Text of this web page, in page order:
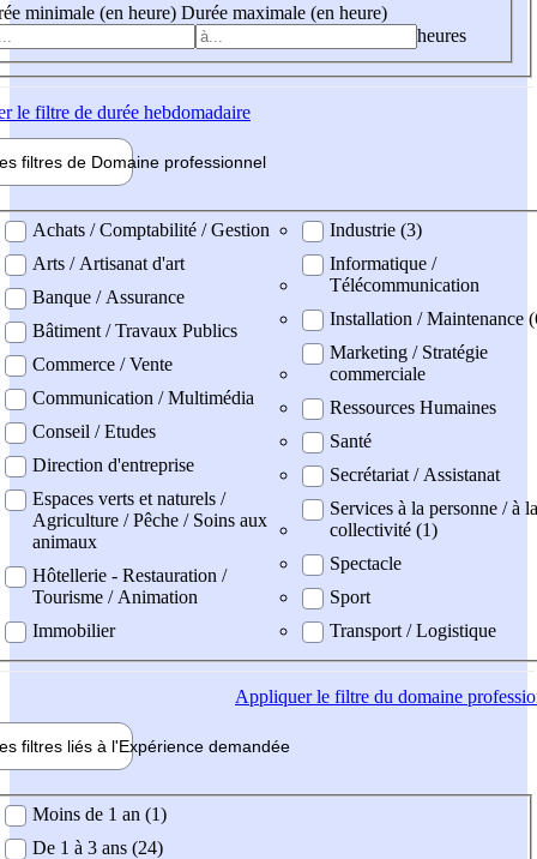
minimale (en heure) Durée maximale (en heure)
heures
le filtre de durée hebdomadaire
filtres de Domaine professionnel
professionel
Achats / Comptabilité / Gestion
Arts / Artisanat d'art
Banque / Assurance
Bâtiment / Travaux Publics
Commerce / Vente
Communication / Multimédia
Conseil / Etudes
Direction d'entreprise
Espaces verts et naturels /
Agriculture / Pêche / Soins aux
animaux
Hôtellerie - Restauration /
Tourisme / Animation
Immobilier
Industrie (3)
Informatique /
Télécommunication
Installation / Maintenance
Marketing / Stratégie
commerciale
Ressources Humaines
Santé
Secrétariat / Assistanat
Services à la personne / à la
collectivité (1)
Spectacle
Sport
Transport / Logistique
Appliquerle filtre du domaine
filtres liés à l'Expérience demandée
demandée
Moins de 1 an (1)
De 1 à 3 ans (24)